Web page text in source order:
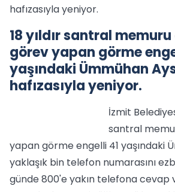
hafızasıyla yeniyor.
18 yıldır santral
görev yapan görme
yaşındaki Ümmühan
hafızasıyla yeniyor.
İzmit
santral
yapan görme engelli 41 yaşındaki
yaklaşık bin telefon numarasını
günde 800'e yakın telefona cevap